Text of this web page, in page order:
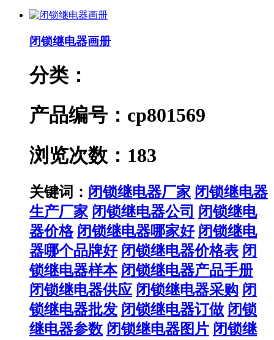
闭锁继电器画册
分类：
产品编号：cp801569
浏览次数：183
关键词： 闭锁继电器厂家 闭锁继电器
生产厂家 闭锁继电器公司
闭锁继电
器价格 闭锁继电器哪家好 闭锁继电
器哪个品牌好 闭锁继电器价格表 闭
锁继电器样本 闭锁继电器产品手册
闭锁继电器供应 闭锁继电器采购 闭
锁继电器批发 闭锁继电器订做 闭锁
继电器参数 闭锁继电器图片 闭锁继